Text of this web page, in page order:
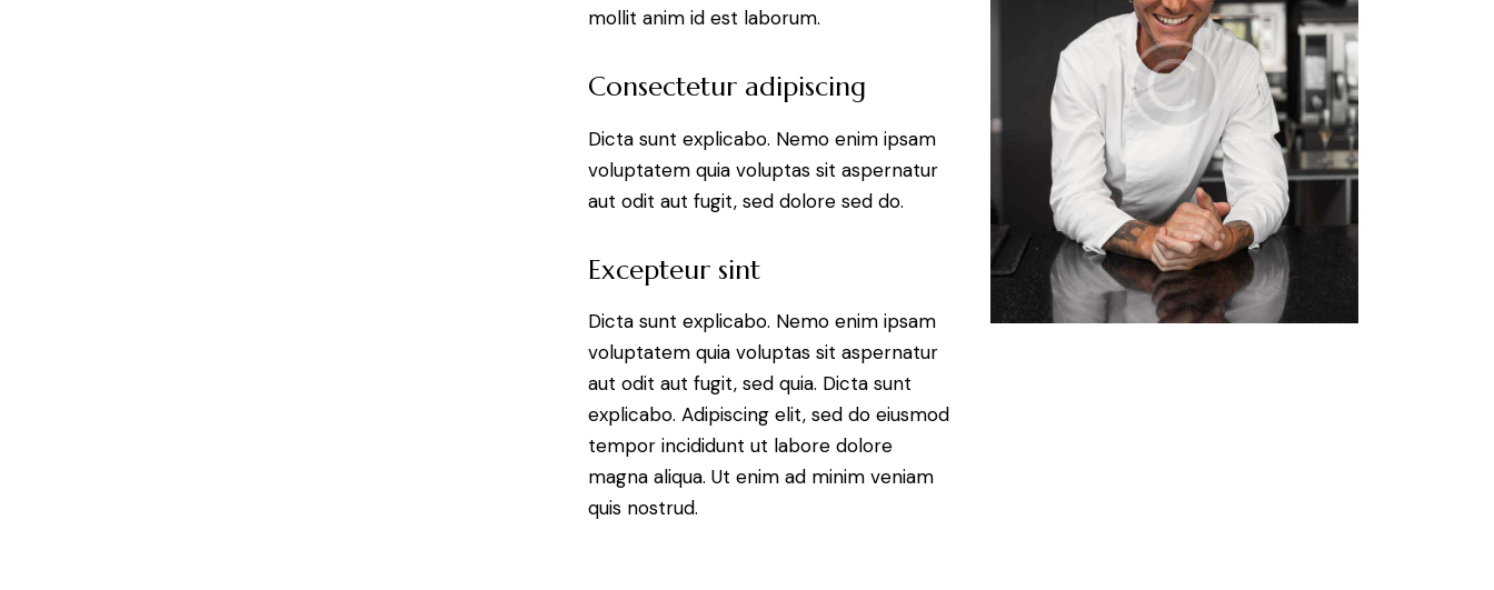
mollit anim id est laborum.
Consectetur adipiscing
Dicta sunt explicabo. Nemo enim ipsam
voluptatem quia voluptas sit aspernatur
aut odit aut fugit, sed dolore sed do.
Excepteur sint
Dicta sunt explicabo. Nemo enim ipsam
voluptatem quia voluptas sit aspernatur
aut odit aut fugit, sed quia. Dicta sunt
explicabo. Adipiscing elit, sed do eiusmod
tempor incididunt ut labore dolore
magna aliqua. Ut enim ad minim veniam
quis nostrud.